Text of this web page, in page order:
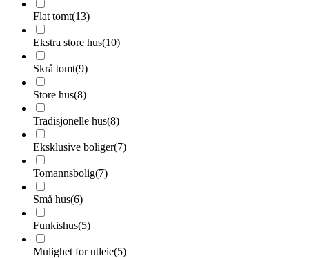
Flat tomt(13)
Ekstra store hus(10)
Skrå tomt(9)
Store hus(8)
Tradisjonelle hus(8)
Eksklusive boliger(7)
Tomannsbolig(7)
Små hus(6)
Funkishus(5)
Mulighet for utleie(5)